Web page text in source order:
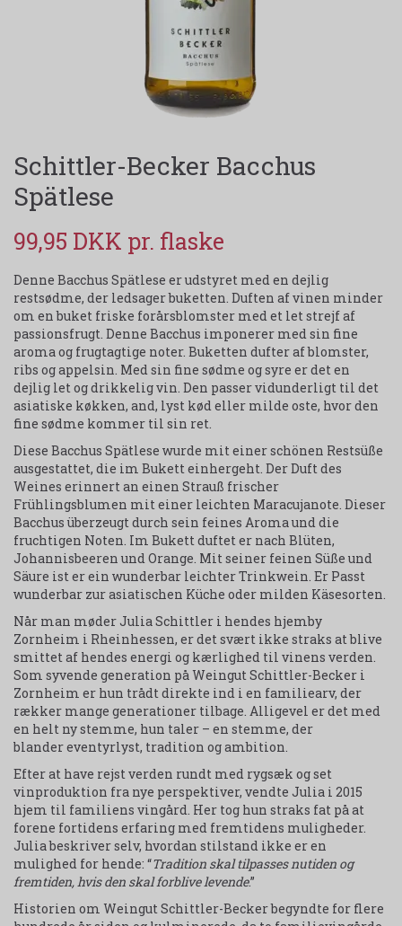
Schittler-Becker Bacchus
Spätlese
99,95 DKK
Denne Bacchus Spätlese er udstyret med en dejlig
restsødme, der ledsager buketten. Duften af ​​vinen minder
om en buket friske forårsblomster med et let strejf af
passionsfrugt. Denne Bacchus imponerer med sin fine
aroma og frugtagtige noter. Buketten dufter af blomster,
ribs og appelsin. Med sin fine sødme og syre er det en
dejlig let og drikkelig vin. Den passer vidunderligt til det
asiatiske køkken, and, lyst kød eller milde oste, hvor den
fine sødme kommer til sin ret.
Diese Bacchus Spätlese wurde mit einer schönen Restsüße
ausgestattet, die im Bukett einhergeht. Der Duft des
Weines erinnert an einen Strauß frischer
Frühlingsblumen mit einer leichten Maracujanote. Dieser
Bacchus überzeugt durch sein feines Aroma und die
fruchtigen Noten. Im Bukett duftet er nach Blüten,
Johannisbeeren und Orange. Mit seiner feinen Süße und
Säure ist er ein wunderbar leichter Trinkwein. Er Passt
wunderbar zur asiatischen Küche oder milden Käsesorten.
Når man møder Julia Schittler i hendes hjemby
Zornheim i Rheinhessen, er det svært ikke straks at blive
smittet af hendes energi og kærlighed til vinens verden.
Som syvende generation på Weingut Schittler-Becker i
Zornheim er hun trådt direkte ind i en familiearv, der
rækker mange generationer tilbage. Alligevel er det med
en helt ny stemme, hun taler – en stemme, der
blander eventyrlyst, tradition og ambition.
Efterat have rejst verden rundt med rygsæk og set
vinproduktion fra nye perspektiver, vendte Julia i 2015
hjem til familiens vingård. Her tog hun straks fat på at
forene fortidens erfaring med fremtidens muligheder.
Julia beskriver selv, hvordan stilstand ikke er en
mulighed for hende: “Tradition skal tilpasses nutiden og
fremtiden, hvis den skal forblive levende.”
Historien om Weingut Schittler-Becker begyndte for flere